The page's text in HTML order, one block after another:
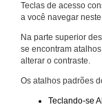
Teclas de acesso
a você navegar
Na parte superior
se encontram
alterar o contraste.
Os atalhos padrões
Teclando-se